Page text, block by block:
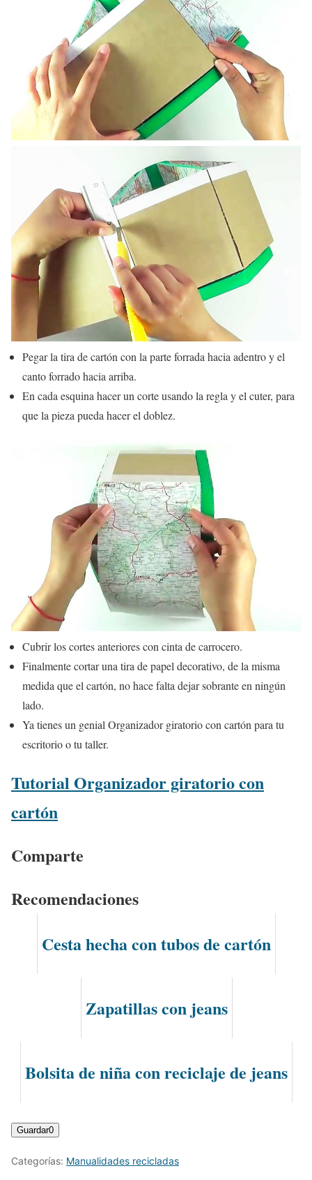
Pegar la tira de cartón con la parte forrada hacia adentro y el
canto forrado hacia arriba.
En cada esquina hacer un corte usando la regla y el cuter, para
que la pieza pueda hacer el doblez.
Cubrir los cortes anteriores con cinta de carrocero.
Finalmente cortar una tira de papel decorativo, de la misma
medida que el cartón, no hace falta dejar sobrante en ningún
lado.
Ya tienes un genial Organizador giratorio con cartón para tu
escritorio o tu taller.
Tutorial Organizador giratorio con
cartón
Comparte
Recomendaciones
Cesta hecha con tubos de cartón
Zapatillas con jeans
Bolsita de niña con reciclaje de jeans
Guardar0
Categorías: Manualidades recicladas